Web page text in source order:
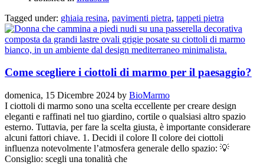
Tagged under: ghiaia resina, pavimenti pietra, tappeti pietra
Come scegliere i ciottoli di marmo per il paesaggio?
domenica, 15 Dicembre 2024 by BioMarmo
I ciottoli di marmo sono una scelta eccellente per creare design
eleganti e raffinati nel tuo giardino, cortile o qualsiasi altro spazio
esterno. Tuttavia, per fare la scelta giusta, è importante considerare
alcuni fattori chiave. 1. Decidi il colore Il colore dei ciottoli
influenza notevolmente l’atmosfera generale dello spazio: 💡
Consiglio: scegli una tonalità che